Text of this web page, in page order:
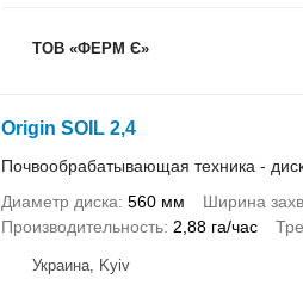
ТОВ «ФЕРМ Є»
Origin SOIL 2,4
Почвообрабатывающая техника -
Диаметр диска 560 мм Ширина
Производительность 2,88 га/час
Украина, Kyiv